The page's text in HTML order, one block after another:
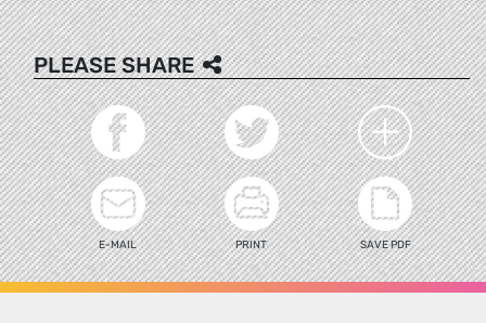
PLEASE SHARE
E-MAIL PRINT SAVE PDF